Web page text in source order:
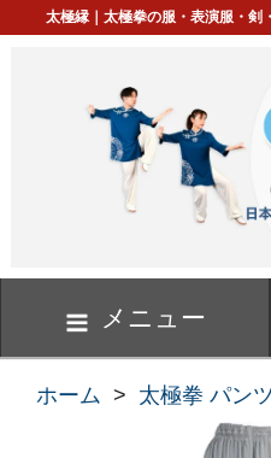
太極縁｜太極拳の服・表演服・剣
メニュー
ホーム > 太極拳 パンツ